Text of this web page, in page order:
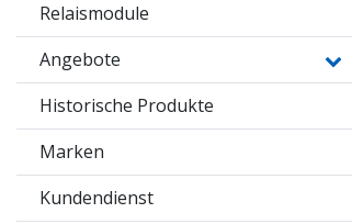
Relaismodule
Angebote
Historische Produkte
Marken
Kundendienst